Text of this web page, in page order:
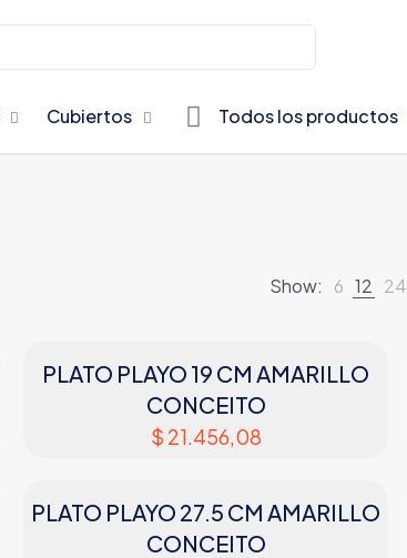
Cubiertos Todos los productos
Show: 6 12 24
PLATO PLAYO 19 CM AMARILLO
CONCEITO
$ 21.456,08
PLATO PLAYO 27.5 CM AMARILLO
CONCEITO